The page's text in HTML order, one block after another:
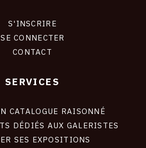
avantage)
15% pour une visibilité
d’un public passionné d’art.
Boost total)
S'INSCRIRE
SE CONNECTER
CONTACT
SERVICES
CATALOGUE RAISONNÉ
DÉDIÉS AUX GALERISTES
SES EXPOSITIONS